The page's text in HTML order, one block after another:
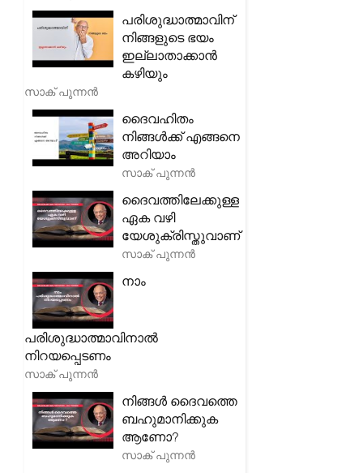
പരിശുദ്ധാത്മാവിന്
നിങ്ങളുടെ ഭയം
ഇല്ലാതാക്കാൻ
കഴിയും
സാക് പുന്നൻ
ദൈവഹിതം
നിങ്ങൾക്ക് എങ്ങനെ
അറിയാം
സാക് പുന്നൻ
ദൈവത്തിലേക്കുള്ള
ഏക വഴി
യേശുക്രിസ്തുവാണ്
സാക് പുന്നൻ
നാം
പരിശുദ്ധാത്മാവിനാൽ
നിറയപ്പെടണം
സാക് പുന്നൻ
നിങ്ങൾ ദൈവത്തെ
ബഹുമാനിക്കുക
ആണോ?
സാക് പുന്നൻ